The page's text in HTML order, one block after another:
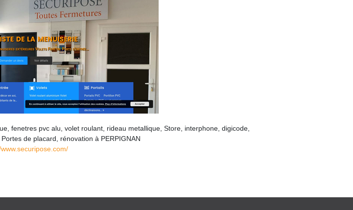
fenetres pvc alu, volet roulant, rideau metallique, Store, interphone, digicode,
de placard, rénovation à PERPIGNAN